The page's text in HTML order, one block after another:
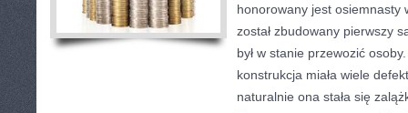
honorowany jest osiemnasty
został zbudowany pierwszy
był w stanie przewozić
konstrukcja miała wiele
naturalnie ona stała się